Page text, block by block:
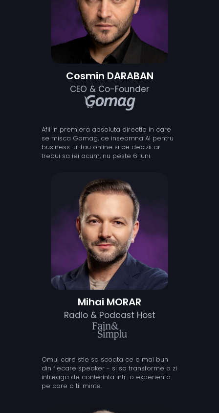
Cosmin DARABAN
CEO & Co-Founder
Afli in premiera absoluta directia in care
se misca Gomag, ce inseamna AI pentru
business-ul tau online si ce decizii ar
trebui sa iei acum, nu peste 6 luni.
Mihai MORAR
Radio & Podcast Host
Omul care stie sa scoata ce e mai bun
din fiecare speaker - si sa transforme o zi
intreaga de conferinta intr-o experienta
pe care o tii minte.